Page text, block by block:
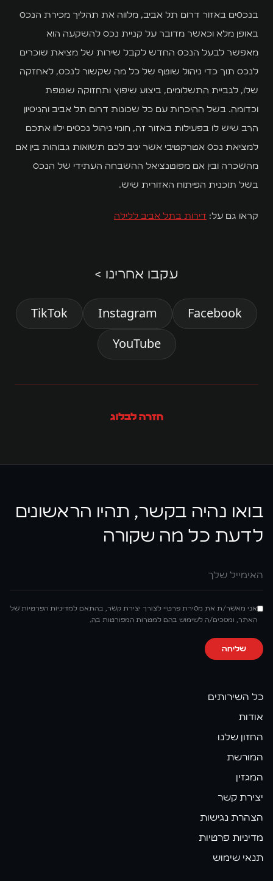
בנכסים באזור דרום תל אביב, מלווה את תהליך מכירת הנכס
באופן מלא וכאשר מדובר על קניית נכס להשקעה הוא
מאפשר לבעל הנכס החדש לקבל שירות של מציאת שוכרים
לנכס תוך כדי ניהול שוטף של כל מה שקשור לנכס, לאחזקה
שלו, לגביית התשלומים, ביצוע שיפוץ ותחזוקה שוטפת
וכדומה. בשל ההיכרות עם כל שכונות דרום תל אביב והניסיון
הרב שיש לו בפעילות באזור זה, חומי ניהול נכסים ילוו אתכם
למציאת נכס אטרקטיבי אשר יניב לכם תשואות גבוהות בין אם
מהשכרה ובין אם מפוטנציאל ההשבחה העתידי של הנכס
בשל תוכנית הפיתוח האזורית שיש.
קראו גם על: דירות בתל אביב ללילה
עקבו אחרינו >
Facebook
Instagram
TikTok
YouTube
חזרה לבלוג
בואו נהיה בקשר, תהיו הראשונים
לדעת כל מה שקורה
אימייל
אני מאשר/ת את מסירת פרטיי לצורך יצירת קשר, בהתאם למדיניות הפרטיות של
האתר, ומסכים/ה לשימוש בהם למטרות המפורטות בה.
שליחה
כל השירותים
אודות
החזון שלנו
המורשת
המגזין
יצירת קשר
הצהרת נגישות
מדיניות פרטיות
תנאי שימוש